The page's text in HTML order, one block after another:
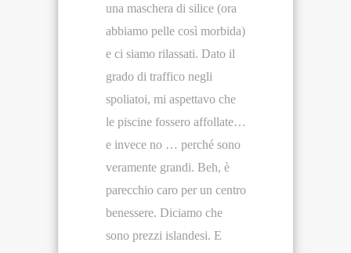
una maschera di silice (ora
abbiamo pelle così morbida)
e ci siamo rilassati. Dato il
grado di traffico negli
spoliatoi, mi aspettavo che
le piscine fossero affollate…
e invece no … perché sono
veramente grandi. Beh, è
parecchio caro per un centro
benessere. Diciamo che
sono prezzi islandesi. E